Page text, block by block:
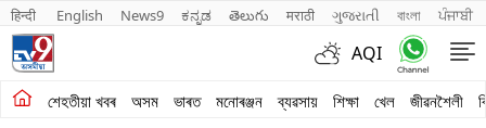
हिन्दी English News9 ಕನ್ನಡ తెలుగు मराठी ગુજરાતી বাংলা ਪੰਜਾਬੀ
AQI
শেহতীয়া খবৰ অসম ভাৰত মনোৰঞ্জন ব্যৱসায় শিক্ষা খেল জীৱনশৈলী
শেহতীয়া খবৰ